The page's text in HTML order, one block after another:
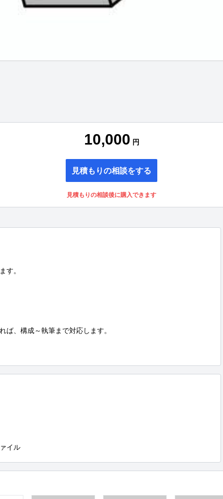
10,000 円
見積もりの相談をする
見積もりの相談後に購入できます
す。
ば、構成～執筆まで対応します。
イル